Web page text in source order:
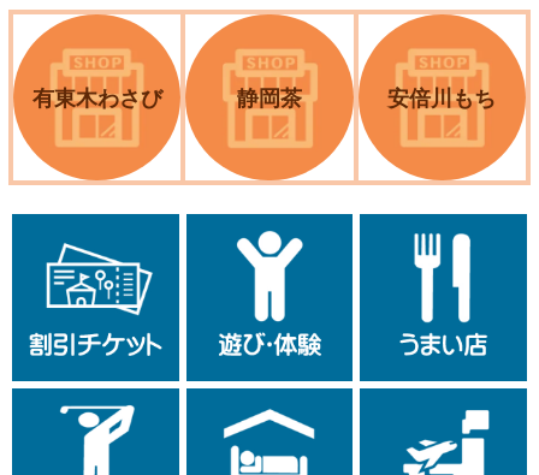
有東木わさび 静岡茶 安倍川もち